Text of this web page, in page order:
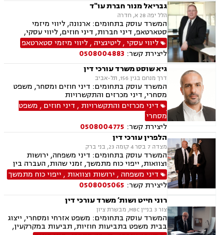
גבריאל מנור חברת עו"ד
הלל יפה 28 א, חדרה
המשרד עוסק בתחומים: ארנונה, ליווי מיזמי
סטארטאפ, דיני חברות, דיני חוזים, ליווי עסקי,
משפט מסחרי, תביעות ביטוח ונזקי רכוש, גישור
עסקי, הייטק, דיני מכרזים והתקשרויות, דיני
עמותות, רשויות מקומיות, אנרגליה סולרית
מתחדשת
ליווי עסקי,ליטיגציה ,ליווי מיזמי סטארטאפ
ליצירת קשר: 0508004883
גיא שוסט משרד עורכי דין
דרך מנחם בגין 156, תל-אביב
המשרד עוסק בתחומים: דיני חוזים ומסחר, משפט
מסחרי, דיני מכרזים והתקשרויות
דיני מכרזים והתקשרויות , דיני חוזים , משפט
מסחרי
ליצירת קשר: 0508004775
הלפרין עורכי דין
מצדה 7 בסר 4 קומה 23, בני ברק
המשרד עוסק בתחומים: דיני משפחה, ירושות
וצוואות, ייפוי כוח מתמשך, זמני שהות, העברה בין
דורית, חלוקת רכוש, הורות חד מינית, גישור
במשפחה, מיזוגים ורכישות, ליווי עסקי, דיני חוזים,
משפט מסחרי, ניכור הורי, מזונות, הסכמי ממון,
ידועים בציבור, אבהות, חטיפת ילדים, זכיינות,
סכסוך בין בעלי מניות
דיני משפחה , ירושות וצוואות , ייפוי כוח מתמשך
ליצירת קשר: 0508005065
רוני חייט ושות’ משרד עורכי דין
צור 3 בניין MBC, מבשרת ציון
המשרד עוסק בתחומים: משפט אזרחי ומסחרי, ייצוג
בבית משפט בתביעות חוזיות, תביעות במקרקעין,